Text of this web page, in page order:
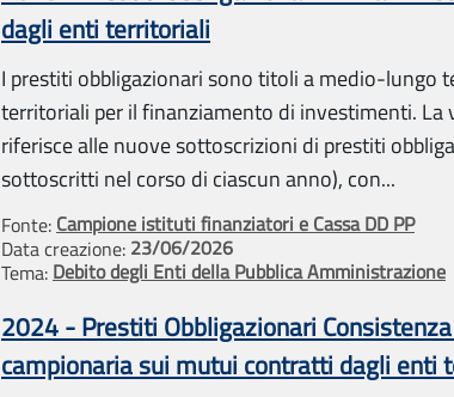
dagli enti territoriali
I prestiti obbligazionari sono titoli a medio-lungo
territoriali per il finanziamento di investimenti. La
riferisce alle nuove sottoscrizioni di prestiti
sottoscritti nel corso di ciascun anno), con...
Fonte: Campione istituti finanziatori e Cassa DD PP
Data creazione: 23/06/2026
Tema: Debito degli Enti della Pubblica Amministrazione
2024 - Prestiti Obbligazionari
campionaria sui mutui contratti dagli enti